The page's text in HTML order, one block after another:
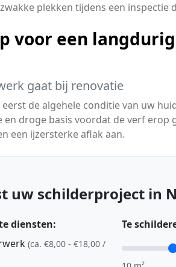
plekken tijdens een inspectie
voor een
gaat bij renovatie
de algehele conditie van uw
droge basis voordat de verf erop
een ijzersterke aflak aan.
uw schilderproject in
diensten:
(ca. €8,00 - €18,00 /
Te